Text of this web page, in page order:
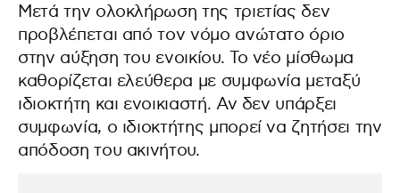
Μετά την ολοκλήρωση της τριετίας δεν
προβλέπεται από τον νόμο ανώτατο όριο
στην αύξηση του ενοικίου. Το νέο μίσθωμα
καθορίζεται ελεύθερα με συμφωνία μεταξύ
ιδιοκτήτη και ενοικιαστή. Αν δεν υπάρξει
συμφωνία, ο ιδιοκτήτης μπορεί να ζητήσει την
απόδοση του ακινήτου.